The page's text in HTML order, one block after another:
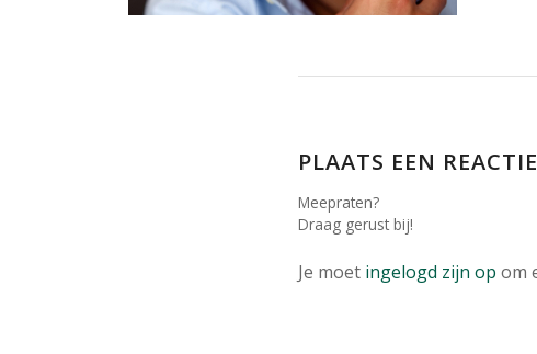
PLAATS EEN REACTIE
Meepraten?
Draag gerust bij!
Je moet ingelogd zijn op om